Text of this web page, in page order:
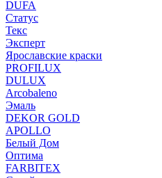
DUFA
Статус
Текс
Эксперт
Ярославские краски
PROFILUX
DULUX
Arcobaleno
Эмаль
DEKOR GOLD
APOLLO
Белый Дом
Оптима
FARBITEX